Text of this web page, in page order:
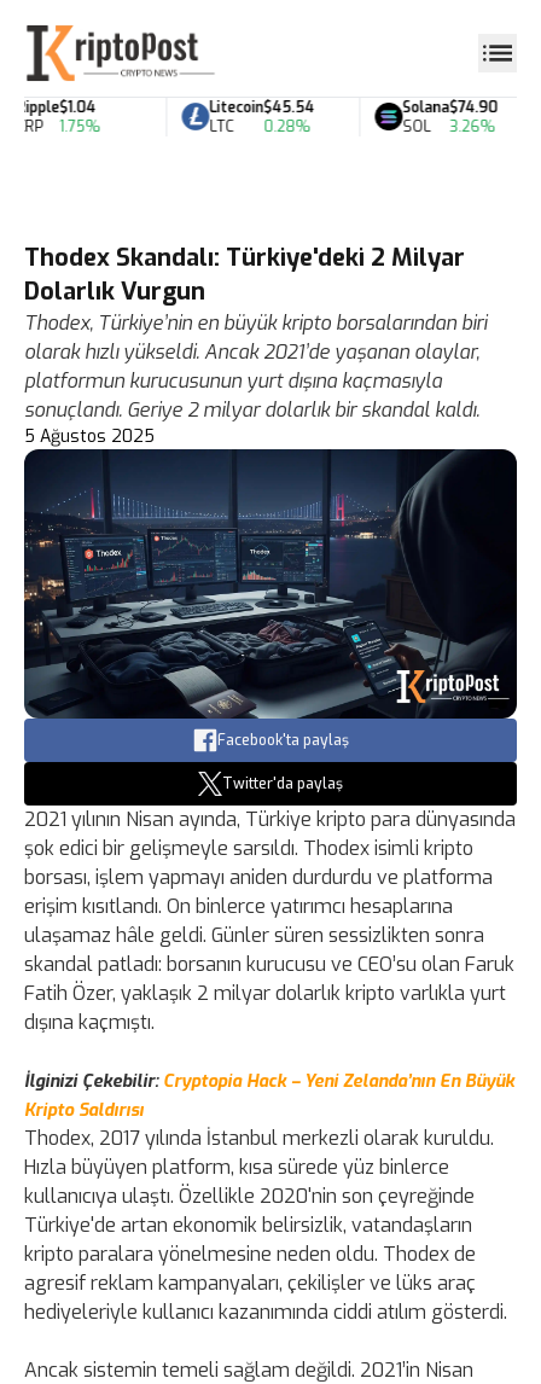
Ripple
XRP
$1.04
1.75%
Litecoin
LTC
$45.54
0.28%
Solana
SOL
$74.90
3.26%
Thodex Skandalı: Türkiye'deki 2 Milyar
Dolarlık Vurgun
Thodex, Türkiye’nin en büyük kripto borsalarından biri
olarak hızlı yükseldi. Ancak 2021’de yaşanan olaylar,
platformun kurucusunun yurt dışına kaçmasıyla
sonuçlandı. Geriye 2 milyar dolarlık bir skandal kaldı.
5 Ağustos 2025
Facebook'ta paylaş
Twitter'da paylaş
2021 yılının Nisan ayında, Türkiye kripto para dünyasında
şok edici bir gelişmeyle sarsıldı. Thodex isimli kripto
borsası, işlem yapmayı aniden durdurdu ve platforma
erişim kısıtlandı. On binlerce yatırımcı hesaplarına
ulaşamaz hâle geldi. Günler süren sessizlikten sonra
skandal patladı: borsanın kurucusu ve CEO’su olan Faruk
Fatih Özer, yaklaşık 2 milyar dolarlık kripto varlıkla yurt
dışına kaçmıştı.
İlginizi Çekebilir: Cryptopia Hack – Yeni Zelanda’nın En Büyük
Kripto Saldırısı
Thodex, 2017 yılında İstanbul merkezli olarak kuruldu.
Hızla büyüyen platform, kısa sürede yüz binlerce
kullanıcıya ulaştı. Özellikle 2020'nin son çeyreğinde
Türkiye'de artan ekonomik belirsizlik, vatandaşların
kripto paralara yönelmesine neden oldu. Thodex de
agresif reklam kampanyaları, çekilişler ve lüks araç
hediyeleriyle kullanıcı kazanımında ciddi atılım gösterdi.
Ancak sistemin temeli sağlam değildi. 2021’in Nisan